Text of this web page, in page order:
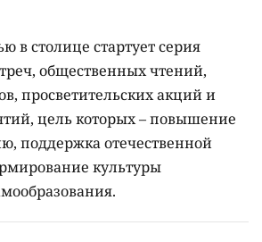
в столице стартует серия
общественных чтений,
просветительских акций и
цель которых –повышение
поддержка отечественной
культуры